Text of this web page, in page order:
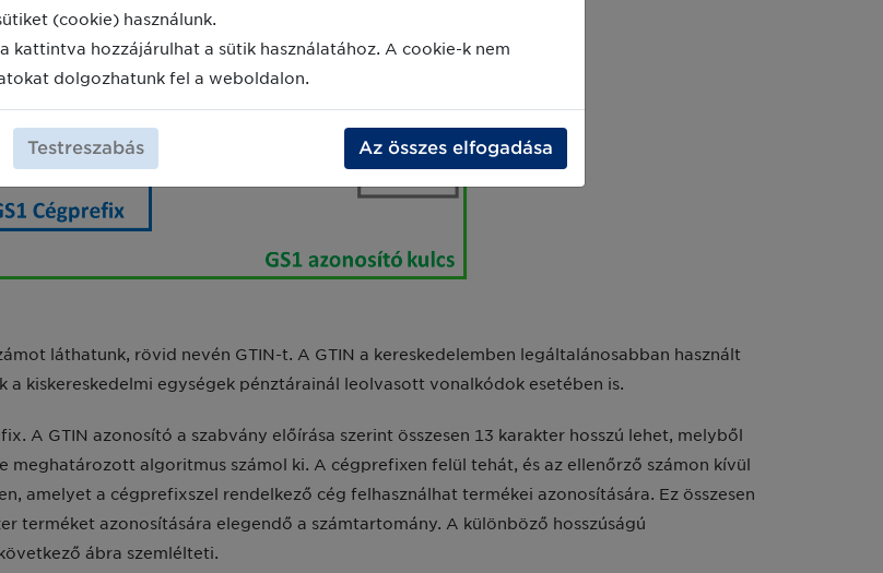
láthatunk, rövid nevén GTIN-t. A GTIN a kereskedelemben legáltalánosabban használt
a kiskereskedelmi egységek pénztárainál leolvasott vonalkódok esetében is.
A GTIN azonosító a szabvány előírása szerint összesen 13 karakter hosszú lehet, melyből
meghatározott algoritmus számol ki. A cégprefixen felül tehát, és az ellenőrző számon kívül
amelyet a cégprefixszel rendelkező cég felhasználhat termékei azonosítására. Ez összesen
terméket azonosítására elegendő a számtartomány. A különböző hosszúságú
ábra szemlélteti.
(cookie) használunk.
kattintva hozzájárulhat a sütik használatához. A cookie-k nem
dolgozhatunk fel a weboldalon.
Testreszabás Az összes elfogadása